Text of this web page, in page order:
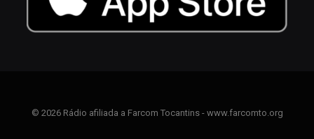
© 2026 Rádio afiliada a Farcom Tocantins - www.farcomto.org